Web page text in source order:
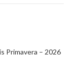
Primavera – 2026